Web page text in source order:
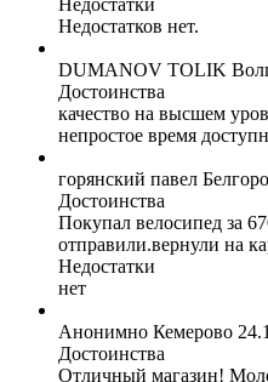
Недостатков нет.
DUMANOV TOLIK
Достоинства
качество на высшем
непростое время
горянский павел
Достоинства
Покупал велосипед за
отправили.вернули на
Недостатки
нет
Анонимно Кемерово
Достоинства
Отличный магазин!